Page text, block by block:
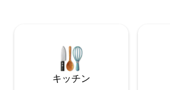
的空間とリラックスできる余分なスペー
スを提供しています。 タウンハウスは共
用プールの目の前にあり、爽やかに泳い
だり、プールサイドでくつろいだりする
キッチン